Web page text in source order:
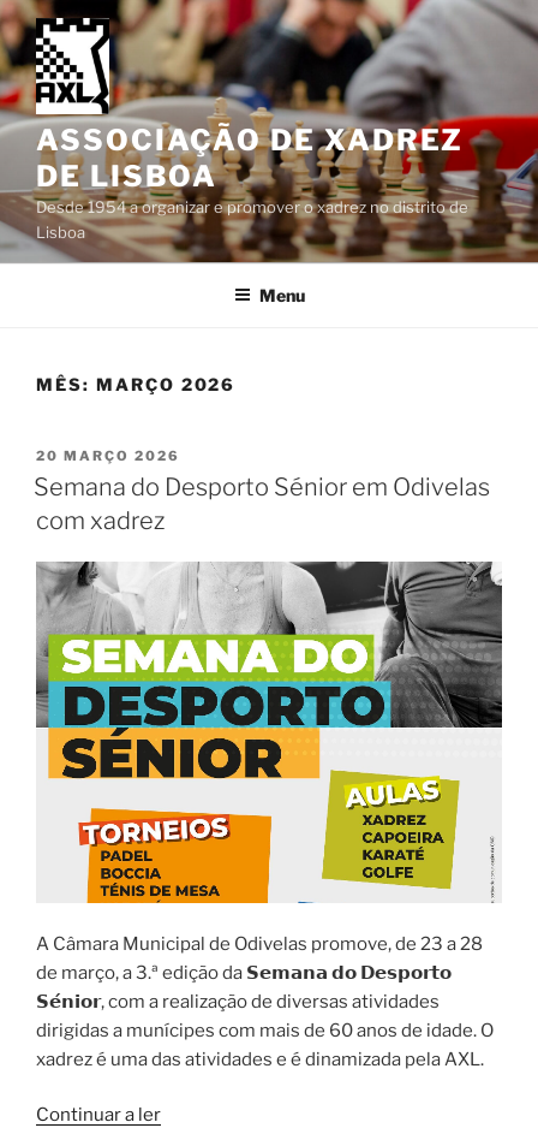
Saltar
para
o
conteúdo
ASSOCIAÇÃO DE XADREZ
DE LISBOA
Desde 1954 a organizar e promover o xadrez no distrito de
Lisboa
Menu
MÊS: MARÇO 2026
PUBLICADO
EM
20 MARÇO 2026
Semana do Desporto Sénior em Odivelas
com xadrez
A Câmara Municipal de Odivelas promove, de 23 a 28
de março, a 3.ª edição da 𝗦𝗲𝗺𝗮𝗻𝗮 𝗱𝗼 𝗗𝗲𝘀𝗽𝗼𝗿𝘁𝗼
𝗦𝗲́𝗻𝗶𝗼𝗿, com a realização de diversas atividades
dirigidas a munícipes com mais de 60 anos de idade. O
xadrez é uma das atividades e é dinamizada pela AXL.
Continuar a ler“Semana